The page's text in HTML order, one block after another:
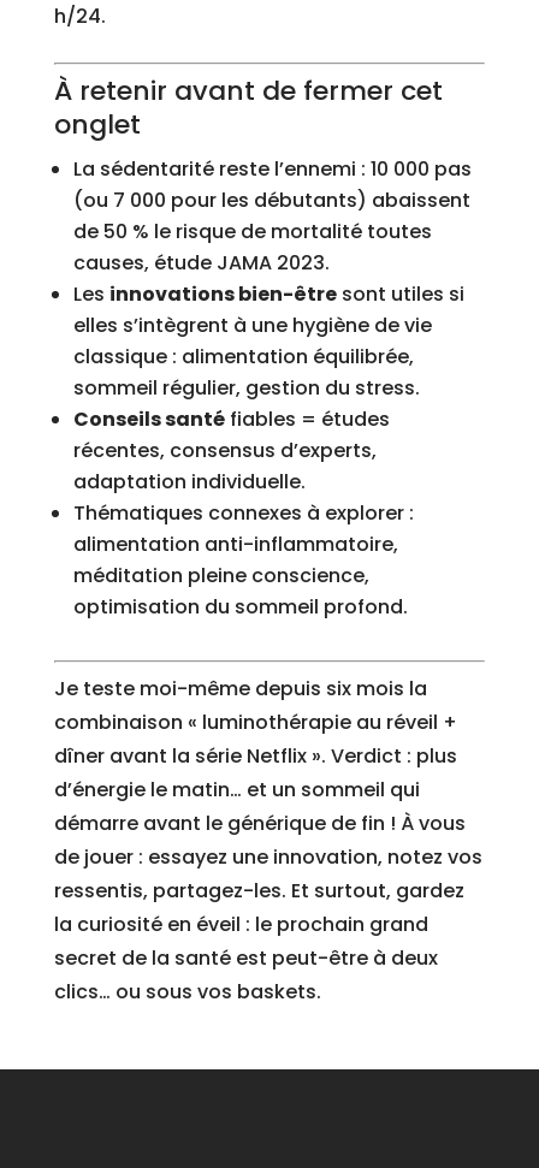
h/24.
À retenir avant de fermer cet
onglet
La sédentarité reste l’ennemi : 10 000 pas
(ou 7 000 pour les débutants) abaissent
de 50 % le risque de mortalité toutes
causes, étude JAMA 2023.
Les innovations bien-êtresont utiles si
elles s’intègrent à une hygiène de vie
classique : alimentation équilibrée,
sommeil régulier, gestion du stress.
Conseils santéfiables = études
récentes, consensus d’experts,
adaptation individuelle.
Thématiques connexes à explorer :
alimentation anti-inflammatoire,
méditation pleine conscience,
optimisation du sommeil profond.
Je teste moi-même depuis six mois la
combinaison « luminothérapie au réveil +
dîner avant la série Netflix ». Verdict : plus
d’énergie le matin… et un sommeil qui
démarre avant le générique de fin ! À vous
de jouer : essayez une innovation, notez vos
ressentis, partagez-les. Et surtout, gardez
la curiosité en éveil : le prochain grand
secret de la santé est peut-être à deux
clics… ou sous vos baskets.